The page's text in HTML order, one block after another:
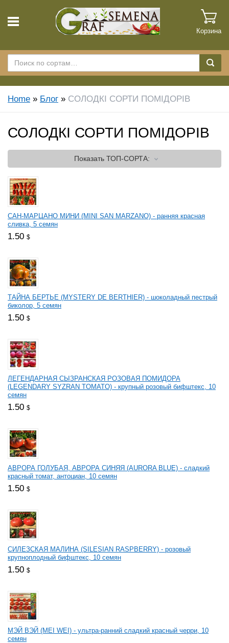
Корзина
Home » Блог » СОЛОДКІ СОРТИ ПОМІДОРІВ
СОЛОДКІ СОРТИ ПОМІДОРІВ
ПоказатьТОП-СОРТА:
САН-МАРЦАНО МИНИ (MINI SAN MARZANO) - ранняя красная
сливка, 5 семян
1.50 $
ТАЙНА БЕРТЬЕ (MYSTERY DE BERTHIER) - шоколадный пестрый
биколор, 5 семян
1.50 $
ЛЕГЕНДАРНАЯ СЫЗРАНСКАЯ РОЗОВАЯ ПОМИДОРА
(LEGENDARY SYZRAN TOMATO) - крупный розовый бифштекс, 10
семян
1.50 $
АВРОРА ГОЛУБАЯ, АВРОРА СИНЯЯ (AURORA BLUE) - сладкий
красный томат, антоциан, 10 семян
1.50 $
СИЛЕЗСКАЯ МАЛИНА (SILESIAN RASPBERRY) - розовый
крупноплодный бифштекс, 10 семян
1.50 $
МЭЙ ВЭЙ (MEI WEI) - ультра-ранний сладкий красный черри, 10
семян